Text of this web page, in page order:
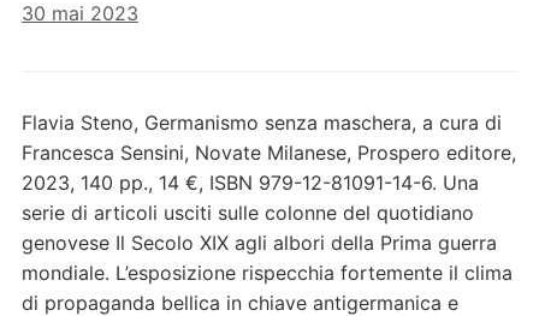
30 mai 2023
Flavia Steno, Germanismo senza maschera, a cura di
Francesca Sensini, Novate Milanese, Prospero editore,
2023, 140 pp., 14 €, ISBN 979-12-81091-14-6. Una
serie di articoli usciti sulle colonne del quotidiano
genovese Il Secolo XIX agli albori della Prima guerra
mondiale. L’esposizione rispecchia fortemente il clima
di propaganda bellica in chiave antigermanica e